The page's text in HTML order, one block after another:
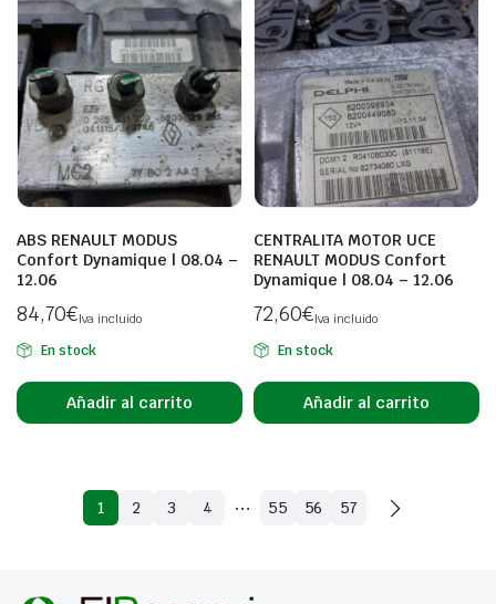
ABS RENAULT MODUS
Confort Dynamique | 08.04 –
12.06
84,70€Iva incluido
En stock
Añadir al carrito
CENTRALITA MOTOR UCE
RENAULT MODUS Confort
Dynamique | 08.04 – 12.06
72,60€Iva incluido
En stock
Añadir al carrito
1 2 3 4 … 55 56 57